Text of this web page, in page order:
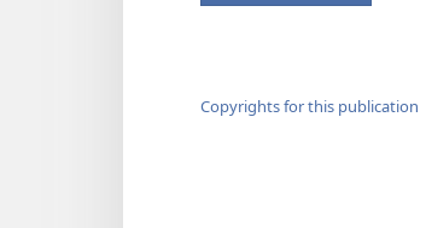
Copyrights for this publication